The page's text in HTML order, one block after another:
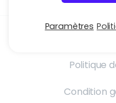
Politique
Condition
Paramètres